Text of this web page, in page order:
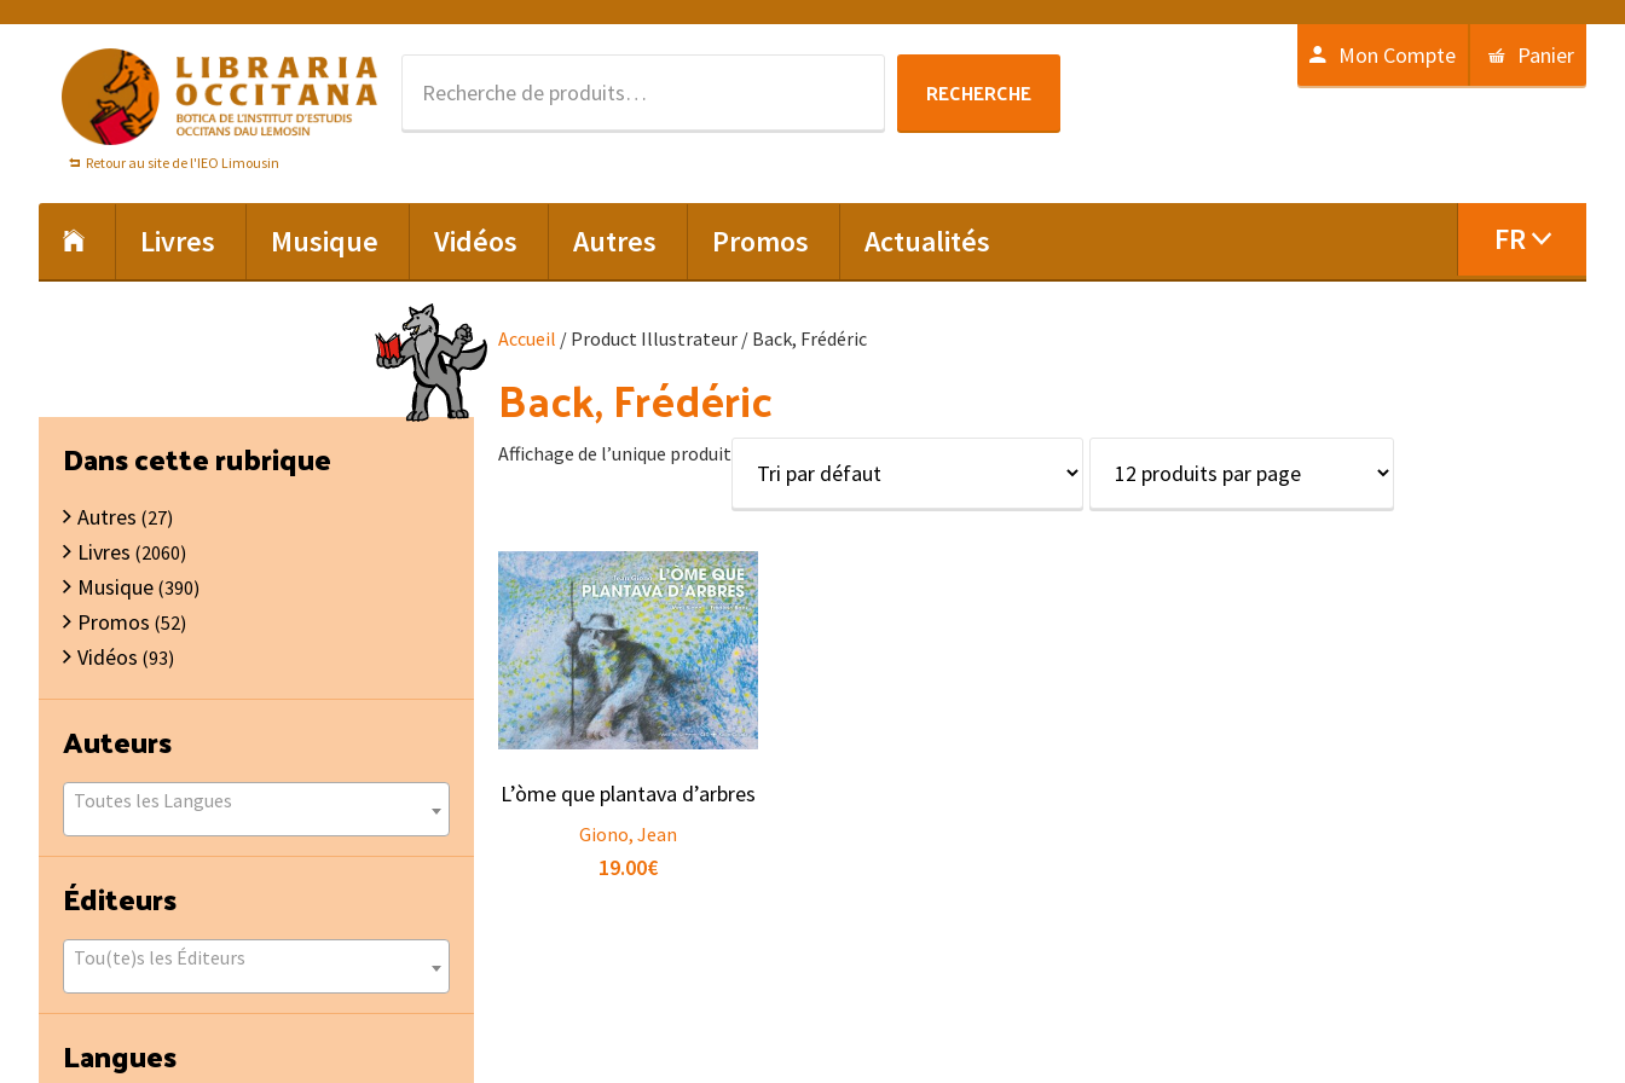
navigation
principale
contenu
principal
Retour au site de l'IEO Limousin
RECHERCHE
Mon Compte Panier
Livres Musique Vidéos Autres Promos Actualités FR
Accueil / Product Illustrateur / Back, Frédéric
Back, Frédéric
Affichage de l’unique produit
L’òme que plantava d’arbres
Giono, Jean
19.00€
Barre
latérale
principale
Dans cette rubrique
Autres (27)
Livres (2060)
Musique (390)
Promos (52)
Vidéos (93)
Auteurs
Toutes les Langues
Éditeurs
Tou(te)s les Éditeurs
Langues